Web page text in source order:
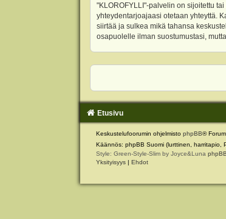
"KLOROFYLLI"-palvelin on sijoitettu
yhteydentarjoajaasi otetaan yhteyttä.
siirtää ja sulkea mikä tahansa
osapuolelle ilman suostumustasi,
Etusivu
Keskustelufoorumin ohjelmisto phpBB®
Käännös: phpBB Suomi (lurttinen, harritapio,
Style: Green-Style-Slim by Joyce&Luna
Yksityisyys | Ehdot